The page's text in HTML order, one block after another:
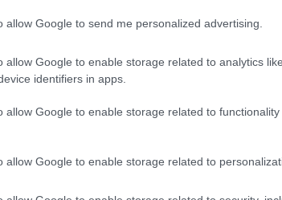
allow Google to send me personalized advertising.
allow Google to enable storage related to analytics
identifiers in apps.
allow Google to enable storage related to
allow Google to enable storage related to
Μουσείο Θηβών
την επτάπυλη πρωτεύουσα του
το αυτί σου για μια σφήκα, μια Αντιγόνη
αφηγείται μια Ιστορία πέντε
αγαλματίδια και καταλόγους του